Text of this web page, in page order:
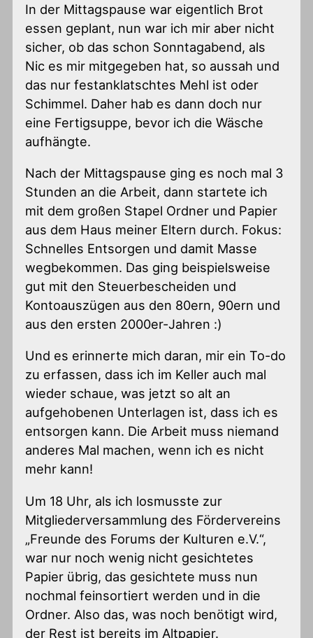
In der Mittagspause war eigentlich Brot
essen geplant, nun war ich mir aber nicht
sicher, ob das schon Sonntagabend, als
Nic es mir mitgegeben hat, so aussah und
das nur festanklatschtes Mehl ist oder
Schimmel. Daher hab es dann doch nur
eine Fertigsuppe, bevor ich die Wäsche
aufhängte.
Nach der Mittagspause ging es noch mal 3
Stunden an die Arbeit, dann startete ich
mit dem großen Stapel Ordner und Papier
aus dem Haus meiner Eltern durch. Fokus:
Schnelles Entsorgen und damit Masse
wegbekommen. Das ging beispielsweise
gut mit den Steuerbescheiden und
Kontoauszügen aus den 80ern, 90ern und
aus den ersten 2000er-Jahren :)
Und es erinnerte mich daran, mir ein To-do
zu erfassen, dass ich im Keller auch mal
wieder schaue, was jetzt so alt an
aufgehobenen Unterlagen ist, dass ich es
entsorgen kann. Die Arbeit muss niemand
anderes Mal machen, wenn ich es nicht
mehr kann!
Um 18 Uhr, als ich losmusste zur
Mitgliederversammlung des Fördervereins
„Freunde des Forums der Kulturen e.V.“,
war nur noch wenig nicht gesichtetes
Papier übrig, das gesichtete muss nun
nochmal feinsortiert werden und in die
Ordner. Also das, was noch benötigt wird,
der Rest ist bereits im Altpapier.